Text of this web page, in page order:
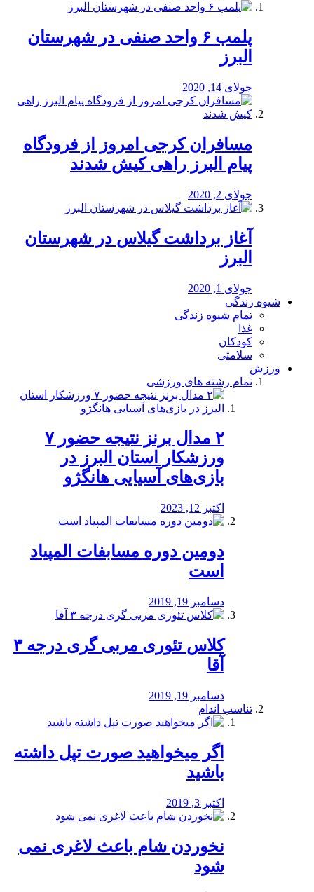
پلمب ۶ واحد صنفی در شهرستان
البرز
جولای 14, 2020
مسافران کرجی امروز از فرودگاه
پیام البرز راهی کیش شدند
جولای 2, 2020
آغاز برداشت گیلاس در شهرستان
البرز
جولای 1, 2020
شیوه زندگی
تمام شیوه زندگی
غذا
کودکان
سلامتی
ورزش
تمام رشته های ورزشی
۲ مدال برنز نتیجه حضور ۷
ورزشکار استان البرز در
بازی‌های آسیایی هانگژو
اکتبر 12, 2023
دومین دوره مسابفات المپیاد
است
دسامبر 19, 2019
کلاس تئوری مربی گری درجه ۳
آقا
دسامبر 19, 2019
تناسب اندام
اگر میخواهید صورت تپل داشته
باشید
اکتبر 3, 2019
نخوردن شام باعث لاغری نمی
‌شود